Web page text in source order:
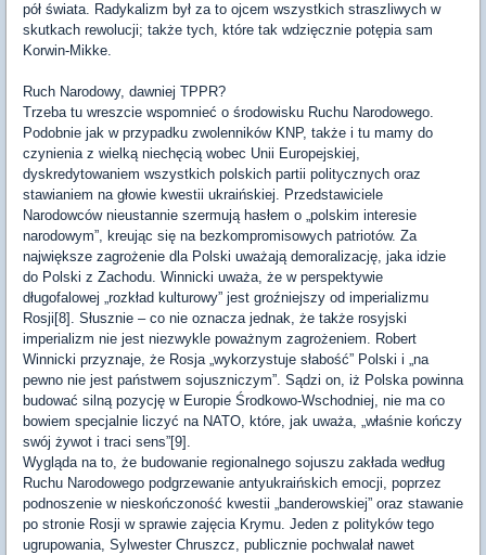
pół świata. Radykalizm był za to ojcem wszystkich straszliwych w
skutkach rewolucji; także tych, które tak wdzięcznie potępia sam
Korwin-Mikke.
Ruch Narodowy, dawniej TPPR?
Trzeba tu wreszcie wspomnieć o środowisku Ruchu Narodowego.
Podobnie jak w przypadku zwolenników KNP, także i tu mamy do
czynienia z wielką niechęcią wobec Unii Europejskiej,
dyskredytowaniem wszystkich polskich partii politycznych oraz
stawianiem na głowie kwestii ukraińskiej. Przedstawiciele
Narodowców nieustannie szermują hasłem o „polskim interesie
narodowym”, kreując się na bezkompromisowych patriotów. Za
największe zagrożenie dla Polski uważają demoralizację, jaka idzie
do Polski z Zachodu. Winnicki uważa, że w perspektywie
długofalowej „rozkład kulturowy” jest groźniejszy od imperializmu
Rosji[8]. Słusznie – co nie oznacza jednak, że także rosyjski
imperializm nie jest niezwykle poważnym zagrożeniem. Robert
Winnicki przyznaje, że Rosja „wykorzystuje słabość” Polski i „na
pewno nie jest państwem sojuszniczym”. Sądzi on, iż Polska powinna
budować silną pozycję w Europie Środkowo-Wschodniej, nie ma co
bowiem specjalnie liczyć na NATO, które, jak uważa, „właśnie kończy
swój żywot i traci sens”[9].
Wygląda na to, że budowanie regionalnego sojuszu zakłada według
Ruchu Narodowego podgrzewanie antyukraińskich emocji, poprzez
podnoszenie w nieskończoność kwestii „banderowskiej” oraz stawanie
po stronie Rosji w sprawie zajęcia Krymu. Jeden z polityków tego
ugrupowania, Sylwester Chruszcz, publicznie pochwalał nawet